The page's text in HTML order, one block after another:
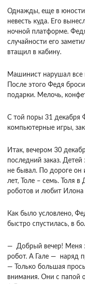
Однажды, еще в юности,
невесть куда. Его
ночной платформе.
случайности его
втащил в кабину.
Машинист нарушал все
После этого Федя
подарки. Мелочь,
С той поры 31 декабря
компьютерные игры,
Итак, вечером 30
последний заказ.
не бывал. По дороге он
лет, Толе – семь. Толя в
роботов и любит Илона
Как было условлено,
быстро спустилась, в
— Добрый вечер! Меня
робот. А Гале — наряд
— Только большая
внимания. Они с папой